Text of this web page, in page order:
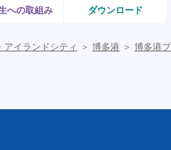
への取組み ダウンロード
アイランドシティ ＞ 博多港 ＞ 博多港プ